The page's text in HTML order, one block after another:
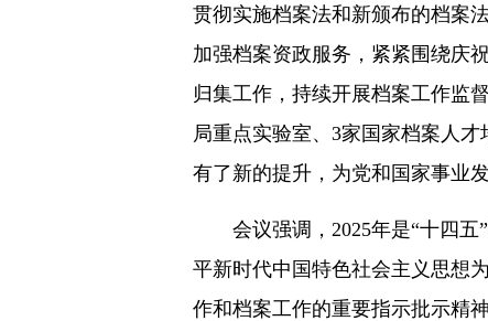
贯彻实施档案法和新颁布的档案
加强档案资政服务，紧紧围绕庆
归集工作，持续开展档案工作监
局重点实验室、3家国家档案人
有了新的提升，为党和国家事业
会议强调，2025年是“十四
平新时代中国特色社会主义思想
作和档案工作的重要指示批示精